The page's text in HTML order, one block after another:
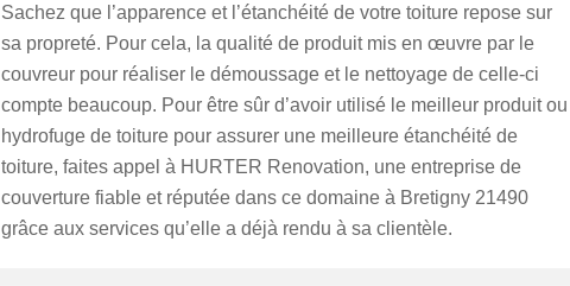
Sachez que l’apparence et l’étanchéité de votre toiture repose sur
sa propreté. Pour cela, la qualité de produit mis en œuvre par le
couvreur pour réaliser le démoussage et le nettoyage de celle-ci
compte beaucoup. Pour être sûr d’avoir utilisé le meilleur produit ou
hydrofuge de toiture pour assurer une meilleure étanchéité de
toiture, faites appel à HURTER Renovation, une entreprise de
couverture fiable et réputée dans ce domaine à Bretigny 21490
grâce aux services qu’elle a déjà rendu à sa clientèle.